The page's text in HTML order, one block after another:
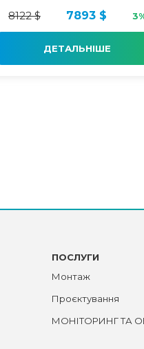
8122 $
7893 $
ДЕТАЛЬНІШЕ
ПОСЛУГИ
Монтаж
Проєктування
МОНІТОРИНГ ТА